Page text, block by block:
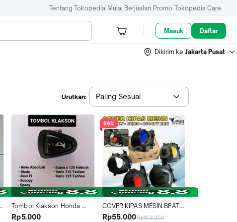
Tentang Tokopedia Mulai Berjualan Promo Tokopedia Care
Masuk Daftar
Dikirim ke Jakarta Pusat
Urutkan: Paling Sesuai
Tombol Klakson Honda
Revo Blade Scoopy Spacy
Rp5.000
66%
COVER KIPAS MESIN BEAT
FI ESP DELUXE STREET
Rp55.000Rp159.900